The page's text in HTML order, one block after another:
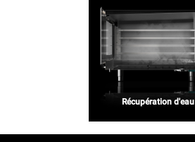
Récupération d'eau